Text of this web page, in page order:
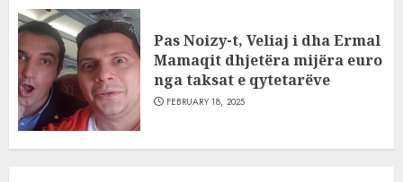
Pas Noizy-t, Veliaj i dha Ermal
Mamaqit dhjetëra mijëra euro
nga taksat e qytetarëve
FEBRUARY 18, 2025